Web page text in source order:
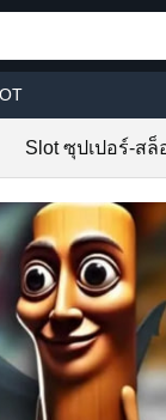
Slot ซุปเปอร์-สล็